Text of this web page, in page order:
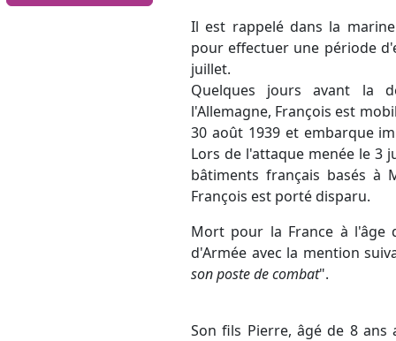
Il est rappelé dans la
pour effectuer une période
juillet.
Quelques jours avant la
l'Allemagne, François est
30 août 1939 et embarque
Lors de l'attaque menée le 3
bâtiments français basés à
François est porté disparu.
Mort pour la France à l'âge
d'Armée avec la mention
son poste de combat".
Son fils Pierre, âgé de 8